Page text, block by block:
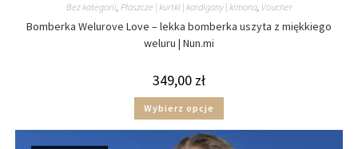
Bez kategorii, Płaszcze | kurtki | kardigany | kimona, Voucher
Bomberka Welurove Love – lekka bomberka uszyta z miękkiego
weluru | Nun.mi
349,00 zł
Wybierz opcje